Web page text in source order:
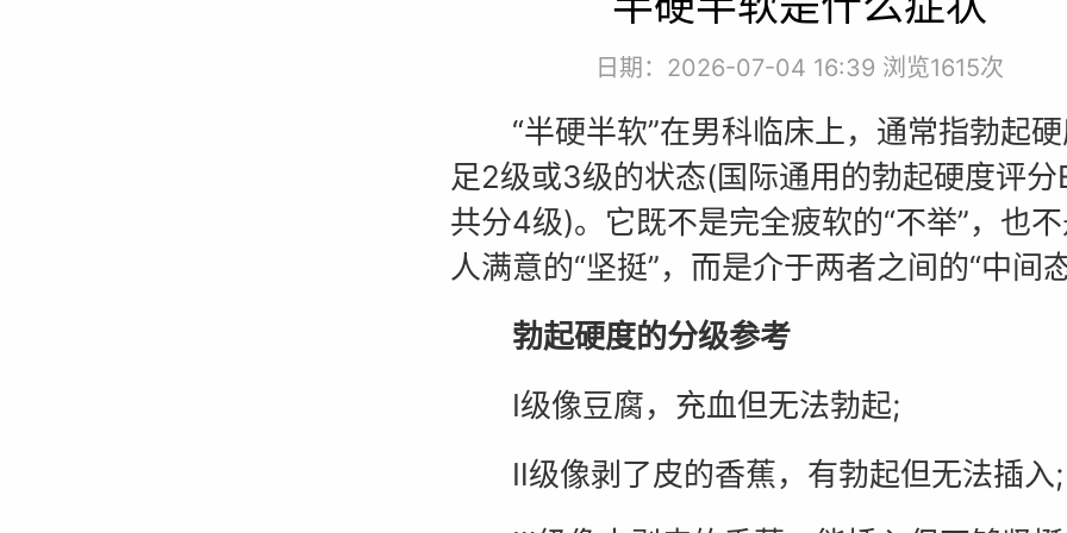
日期：2026-07-04 16:39 浏览1615次
“半硬半软”在男科临床上，通常指勃起硬
足2级或3级的状态(国际通用的勃起硬度评分
共分4级)。它既不是完全疲软的“不举”，也
人满意的“坚挺”，而是介于两者之间的“中间
勃起硬度的分级参考
Ⅰ级像豆腐，充血但无法勃起;
Ⅱ级像剥了皮的香蕉，有勃起但无法插入;